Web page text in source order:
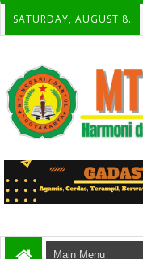
SATURDAY, AUGUST 8.